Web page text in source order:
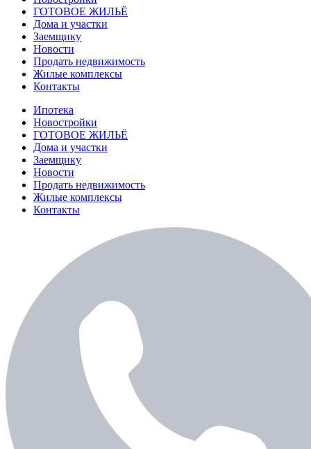
ГОТОВОЕ ЖИЛЬЁ
Дома и участки
Заемщику
Новости
Продать недвижимость
Жилые комплексы
Контакты
Ипотека
Новостройки
ГОТОВОЕ ЖИЛЬЁ
Дома и участки
Заемщику
Новости
Продать недвижимость
Жилые комплексы
Контакты